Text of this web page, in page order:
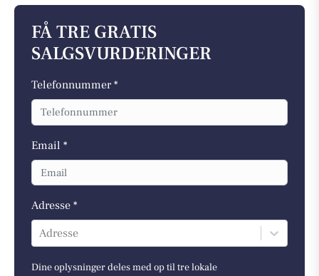
FÅ TRE GRATIS
SALGSVURDERINGER
Telefonnummer *
Email *
Adresse *
Adresse
Dine oplysninger deles med op til tre lokale